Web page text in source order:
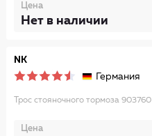
Цена
Нет в наличии
NK
Германия
Трос стояночного тормоза 903760
Цена